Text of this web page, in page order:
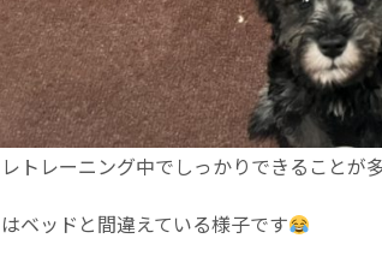
レトレーニング中でしっかりできることが
ベッドと間違えている様子です